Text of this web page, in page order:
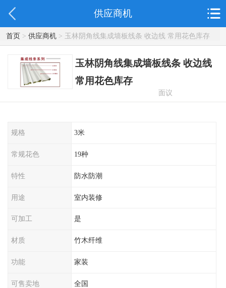
供应商机
首页> 供应商机> 玉林阴角线集成墙板线条 收边线 常用花色库存
玉林阴角线集成墙板线条 收边线
常用花色库存
面议
规格 3米
常规花色 19种
特性 防水防潮
用途 室内装修
可加工 是
材质 竹木纤维
功能 家装
可售卖地 全国